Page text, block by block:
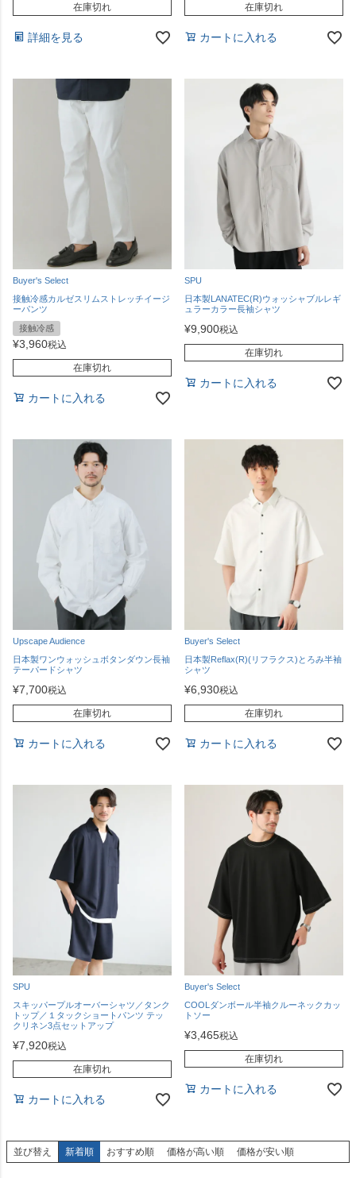
在庫切れ
詳細を見る
在庫切れ
カートに入れる
Buyer's Select
接触冷感カルゼスリムストレッチイージ
ーパンツ
接触冷感
¥3,960税込
在庫切れ
カートに入れる
SPU
日本製LANATEC(R)ウォッシャブルレギ
ュラーカラー長袖シャツ
¥9,900税込
在庫切れ
カートに入れる
Upscape Audience
日本製ワンウォッシュボタンダウン長袖
テーパードシャツ
¥7,700税込
在庫切れ
カートに入れる
Buyer's Select
日本製Reflax(R)(リフラクス)とろみ半袖
シャツ
¥6,930税込
在庫切れ
カートに入れる
SPU
スキッパープルオーバーシャツ／タンク
トップ／１タックショートパンツ テッ
クリネン3点セットアップ
¥7,920税込
在庫切れ
カートに入れる
Buyer's Select
COOLダンボール半袖クルーネックカッ
トソー
¥3,465税込
在庫切れ
カートに入れる
並び替え 新着順 おすすめ順 価格が高い順 価格が安い順